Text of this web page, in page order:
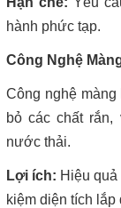
hành phức tạp.
Công Nghệ
Công nghệ
bỏ các chất
nước thải.
Lợi ích: Hiệu
kiệm diện tích lắp